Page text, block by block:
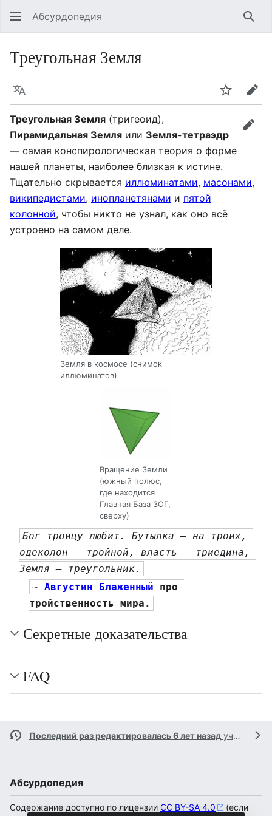
Абсурдопедия
Треугольная Земля
Язык
Треугольная Земля (тригеоид),
Пирамидальная Земля или Земля-тетраэдр
— самая конспирологическая теория о форме
нашей планеты, наиболее близкая к истине.
Тщательно скрывается иллюминатами, масонами,
википедистами, инопланетянами и пятой
колонной, чтобы никто не узнал, как оно всё
устроено на самом деле.
Земля в космосе (снимок
иллюминатов)
Вращение Земли
(южный полюс,
где находится
Главная База ЗОГ,
сверху)
Бог троицу любит. Бутылка — на троих,
одеколон — тройной, власть — триедина,
Земля — треугольник.
~ Августин Блаженный про
тройственность мира.
Секретные доказательства
FAQ
Последний раз редактировалась 6 лет назад участником
Абсурдопедия
Содержание доступно по лицензии CC BY-SA 4.0
(если